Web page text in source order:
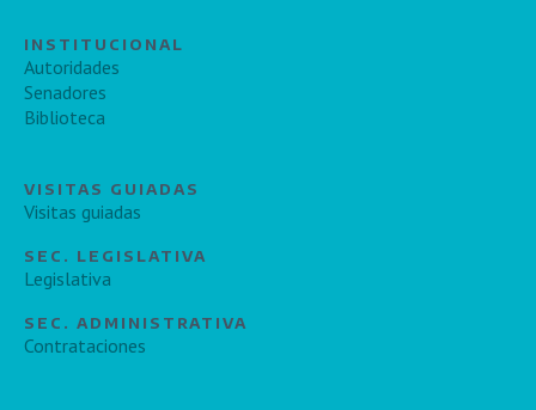
INSTITUCIONAL
Autoridades
Senadores
Biblioteca
VISITAS GUIADAS
Visitas guiadas
SEC. LEGISLATIVA
Legislativa
SEC. ADMINISTRATIVA
Contrataciones